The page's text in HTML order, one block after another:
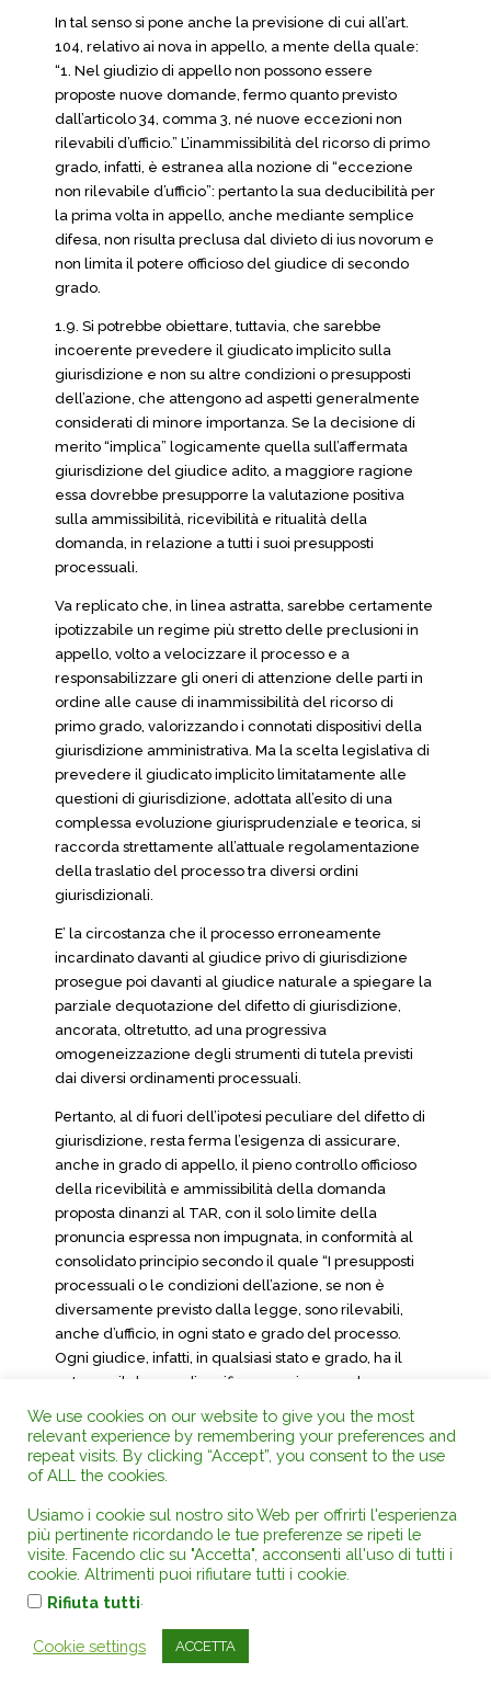
In tal senso si pone anche la previsione di cui all’art.
104, relativo ai nova in appello, a mente della quale:
“1. Nel giudizio di appello non possono essere
proposte nuove domande, fermo quanto previsto
dall’articolo 34, comma 3, né nuove eccezioni non
rilevabili d’ufficio.” L’inammissibilità del ricorso di primo
grado, infatti, è estranea alla nozione di “eccezione
non rilevabile d’ufficio”: pertanto la sua deducibilità per
la prima volta in appello, anche mediante semplice
difesa, non risulta preclusa dal divieto di ius novorum e
non limita il potere officioso del giudice di secondo
grado.
1.9. Si potrebbe obiettare, tuttavia, che sarebbe
incoerente prevedere il giudicato implicito sulla
giurisdizione e non su altre condizioni o presupposti
dell’azione, che attengono ad aspetti generalmente
considerati di minore importanza. Se la decisione di
merito “implica” logicamente quella sull’affermata
giurisdizione del giudice adito, a maggiore ragione
essa dovrebbe presupporre la valutazione positiva
sulla ammissibilità, ricevibilità e ritualità della
domanda, in relazione a tutti i suoi presupposti
processuali.
Va replicato che, in linea astratta, sarebbe certamente
ipotizzabile un regime più stretto delle preclusioni in
appello, volto a velocizzare il processo e a
responsabilizzare gli oneri di attenzione delle parti in
ordine alle cause di inammissibilità del ricorso di
primo grado, valorizzando i connotati dispositivi della
giurisdizione amministrativa. Ma la scelta legislativa di
prevedere il giudicato implicito limitatamente alle
questioni di giurisdizione, adottata all’esito di una
complessa evoluzione giurisprudenziale e teorica, si
raccorda strettamente all’attuale regolamentazione
della traslatio del processo tra diversi ordini
giurisdizionali.
E’ la circostanza che il processo erroneamente
incardinato davanti al giudice privo di giurisdizione
prosegue poi davanti al giudice naturale a spiegare la
parziale dequotazione del difetto di giurisdizione,
ancorata, oltretutto, ad una progressiva
omogeneizzazione degli strumenti di tutela previsti
dai diversi ordinamenti processuali.
Pertanto, al di fuori dell’ipotesi peculiare del difetto di
giurisdizione, resta ferma l’esigenza di assicurare,
anche in grado di appello, il pieno controllo officioso
della ricevibilità e ammissibilità della domanda
proposta dinanzi al TAR, con il solo limite della
pronuncia espressa non impugnata, in conformità al
consolidato principio secondo il quale “I presupposti
processuali o le condizioni dell’azione, se non è
diversamente previsto dalla legge, sono rilevabili,
anche d’ufficio, in ogni stato e grado del processo.
Ogni giudice, infatti, in qualsiasi stato e grado, ha il
potere e il dovere di verificare se ricorrono le
condizioni cui l’ordinamento subordina la possibilità
che egli emetta una decisione nel merito”.
Si tratta, del resto, di condizioni all’esercizio del potere
prevede per la tutela di interessi sostanziale di ordine
pubblico, sottratti alla disponibilità delle parti, che
riguardano il contraddittorio e il diritto di difesa (in caso
definizione della lite, non assimilabili al difetto di
giurisdizione, neanche quoad effectum, posto che,
com’anzi detto, il difetto di giurisdizione impone
We use cookies on our website to give you the most
relevant experience by remembering your preferences and
repeat visits. By clicking “Accept”, you consent to the use
of ALL the cookies.
Usiamo i cookie sul nostro sito Web per offrirti l'esperienza
più pertinente ricordando le tue preferenze se ripeti le
visite. Facendo clic su "Accetta", acconsenti all'uso di tutti i
cookie. Altrimenti puoi rifiutare tutti i cookie.
Rifiuta tutti
Cookie settings ACCETTA